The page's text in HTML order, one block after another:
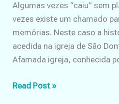
Algumas vezes “caiu” sem
vezes existe um chamado
memórias. Neste caso a
acedida na igreja de São
Afamada igreja, conhecida
Quando
Read Post »